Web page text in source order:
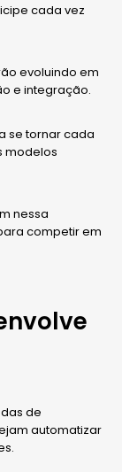
cada vez
evoluindo em
e integração.
se tornar cada
modelos
nessa
competir em
de
automatizar